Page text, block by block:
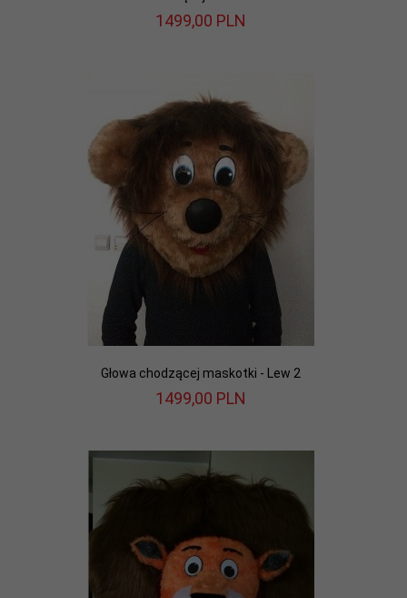
1499,00 PLN
Głowa chodzącej maskotki - Lew 2
1499,00 PLN